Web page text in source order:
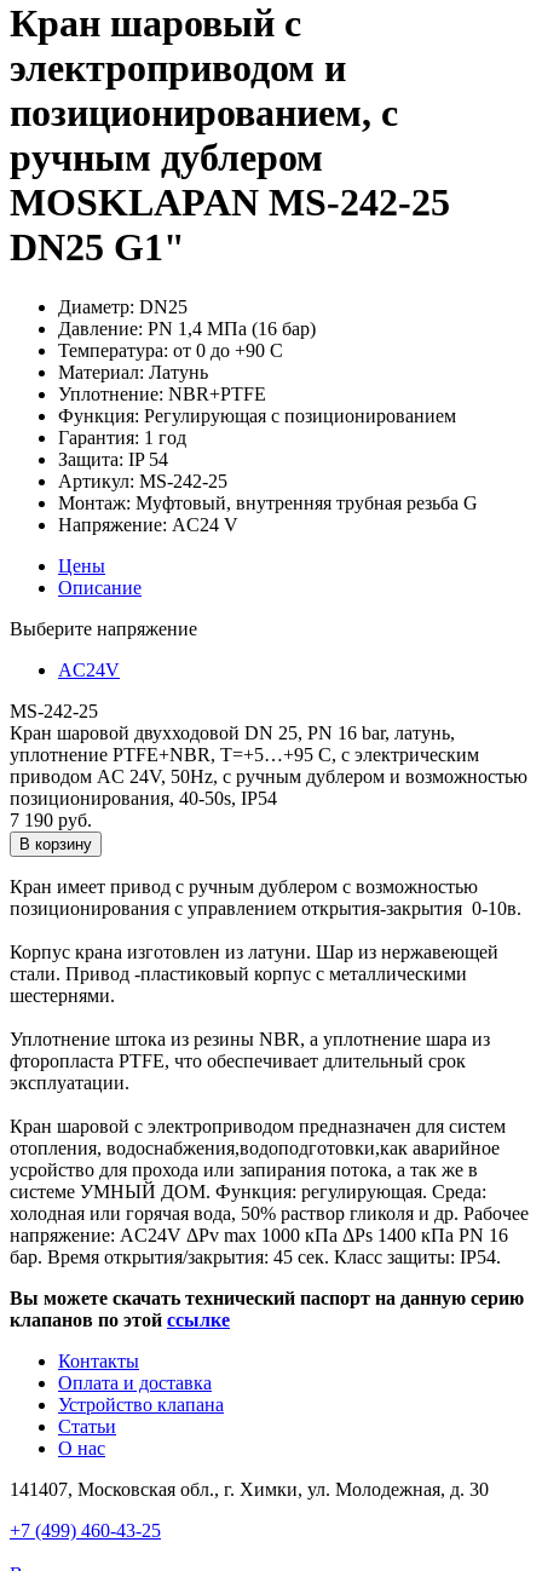
Кран шаровый с
электроприводом и
позиционированием, с
ручным дублером
MOSKLAPAN MS-242-25
DN25 G1"
Диаметр: DN25
Давление: PN 1,4 МПа (16 бар)
Температура: от 0 до +90 С
Материал: Латунь
Уплотнение: NBR+PTFE
Функция: Регулирующая с позиционированием
Гарантия: 1 год
Защита: IP 54
Артикул: MS-242-25
Монтаж: Муфтовый, внутренняя трубная резьба G
Напряжение: AC24 V
Цены
Описание
Выберите напряжение
AC24V
MS-242-25
Кран шаровой двухходовой DN 25, PN 16 bar, латунь,
уплотнение PTFE+NBR, T=+5…+95 C, с электрическим
приводом AC 24V, 50Hz, с ручным дублером и возможностью
позиционирования, 40-50s, IP54
7 190 руб.
Кран имеет привод с ручным дублером с возможностью
позиционирования с управлением открытия-закрытия 0-10в.
Корпус крана изготовлен из латуни. Шар из нержавеющей
стали. Привод -пластиковый корпус с металлическими
шестернями.
Уплотнение штока из резины NBR, а уплотнение шара из
фторопласта PTFE, что обеспечивает длительный срок
эксплуатации.
Кран шаровой с электроприводом предназначен для систем
отопления, водоснабжения,водоподготовки,как аварийное
усройство для прохода или запирания потока, а так же в
системе УМНЫЙ ДОМ. Функция: регулирующая. Среда:
холодная или горячая вода, 50% раствор гликоля и др. Рабочее
напряжение: AC24V ΔPv max 1000 кПа ΔPs 1400 кПа PN 16
бар. Время открытия/закрытия: 45 сек. Класс защиты: IP54.
Вы можете скачать технический паспорт на данную серию
клапанов по этой ссылке
Контакты
Оплата и доставка
Устройство клапана
Статьи
О нас
141407, Московская обл., г. Химки, ул. Молодежная, д. 30
+7 (499) 460-43-25